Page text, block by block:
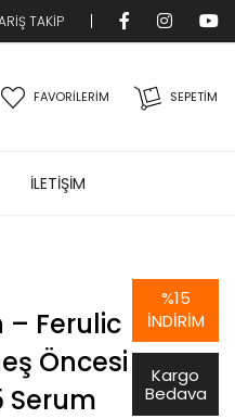
TAKİP
SEPETIM
FAVORİLERİM
İLETİŞİM
– Ferulic
Öncesi
Serum
%15
İNDIRIM
Kargo
Bedava